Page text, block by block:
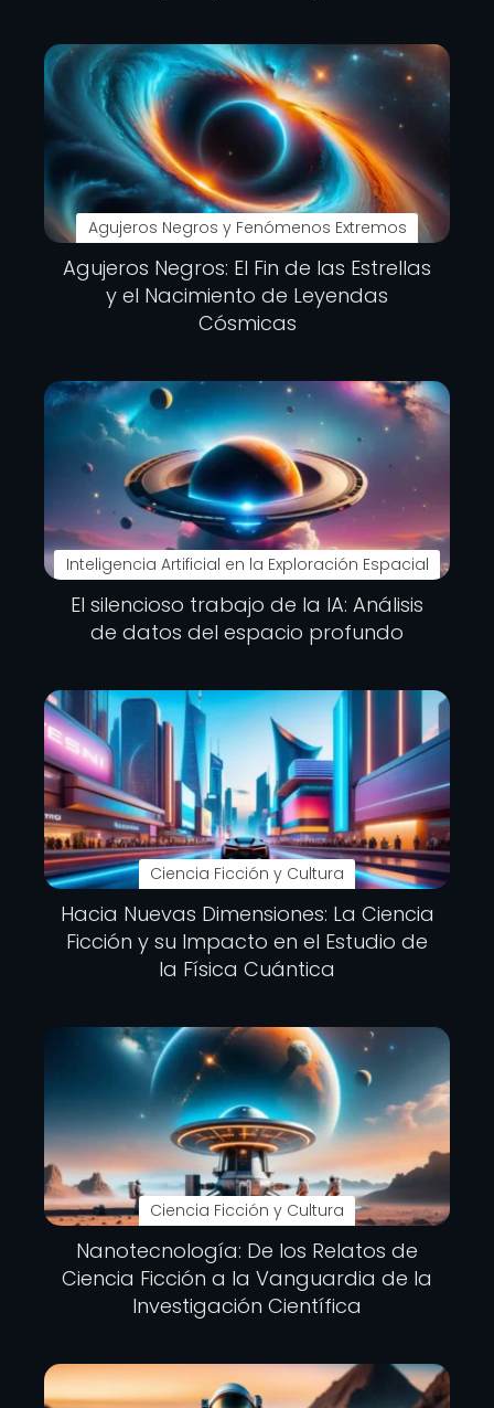
Agujeros Negros y Fenómenos Extremos
Agujeros Negros: El Fin de las Estrellas
y el Nacimiento de Leyendas
Cósmicas
Inteligencia Artificial en la Exploración Espacial
El silencioso trabajo de la IA: Análisis
de datos del espacio profundo
Ciencia Ficción y Cultura
Hacia Nuevas Dimensiones: La Ciencia
Ficción y su Impacto en el Estudio de
la Física Cuántica
Ciencia Ficción y Cultura
Nanotecnología: De los Relatos de
Ciencia Ficción a la Vanguardia de la
Investigación Científica